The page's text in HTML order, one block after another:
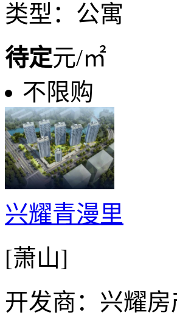
类型：公寓
待定元/㎡
不限购
兴耀青漫里
[萧山]
开发商：兴耀房